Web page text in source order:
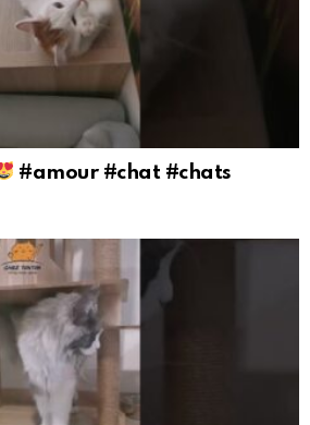
#amour #chat #chats